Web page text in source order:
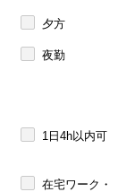
夕方
夜勤
1日4h以内可
在宅ワーク・